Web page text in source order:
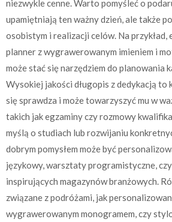
niezwykle cenne. Warto pomyśleć o
upamiętniają ten ważny dzień, ale także
osobistym i realizacji celów. Na przykład,
planner z wygrawerowanym imieniem i
może stać się narzędziem do planowania
Wysokiej jakości długopis z dedykacją to
się sprawdza i może towarzyszyć mu w
takich jak egzaminy czy rozmowy
myślą o studiach lub rozwijaniu
dobrym pomysłem może być
językowy, warsztaty programistyczne,
inspirujących magazynów branżowych.
związane z podróżami, jak
wygrawerowanym monogramem, czy